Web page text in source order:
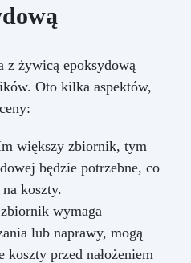
żywicą epoksydową
Oto kilka aspektów,
większy zbiornik, tym
będzie potrzebne, co
koszty.
wymaga
lub naprawy, mogą
przed nałożeniem